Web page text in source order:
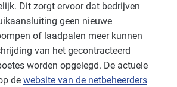
Dit zorgt ervoor dat bedrijven
geen nieuwe
of laadpalen meer kunnen
van het gecontracteerd
worden opgelegd. De actuele
de website van de netbeheerders